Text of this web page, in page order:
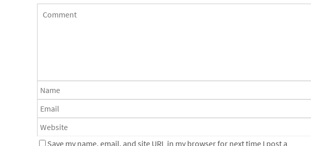
Save my name, email, and site URL in my browser for next time I post a